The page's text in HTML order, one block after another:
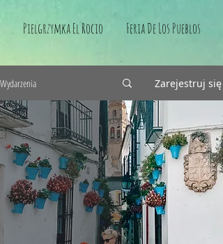
Pielgrzymka El Rocio Feria De Los Pueblos
Wydarzenia Zarejestruj się